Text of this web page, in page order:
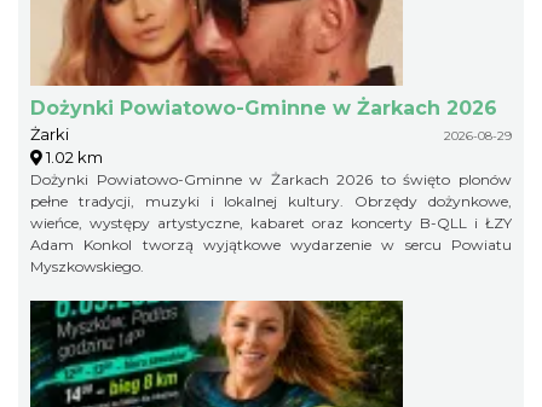
Dożynki Powiatowo-Gminne w Żarkach 2026
Żarki 2026-08-29
1.02 km
Dożynki Powiatowo-Gminne w Żarkach 2026 to święto plonów
pełne tradycji, muzyki i lokalnej kultury. Obrzędy dożynkowe,
wieńce, występy artystyczne, kabaret oraz koncerty B-QLL i ŁZY
Adam Konkol tworzą wyjątkowe wydarzenie w sercu Powiatu
Myszkowskiego.